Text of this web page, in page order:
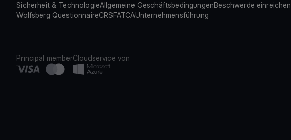
Sicherheit & TechnologieAllgemeine GeschäftsbedingungenBeschwerde einreichen
Wolfsberg QuestionnaireCRSFATCAUnternehmensführung
Principal memberCloudservice von